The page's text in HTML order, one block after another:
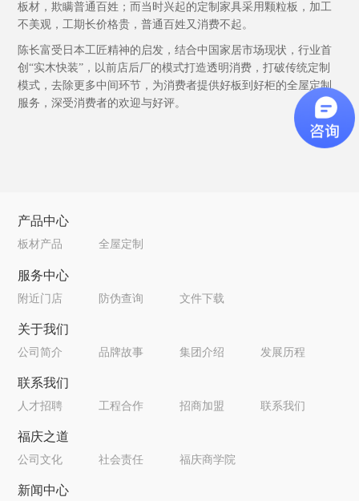
板材，欺瞒普通百姓；而当时兴起的定制家具采用颗粒板，加工
不美观，工期长价格贵，普通百姓又消费不起。
陈长富受日本工匠精神的启发，结合中国家居市场现状，行业首
创“实木快装”，以前店后厂的模式打造透明消费，打破传统定制
模式，去除更多中间环节，为消费者提供好板到好柜的全屋定制
服务，深受消费者的欢迎与好评。
产品中心
板材产品 全屋定制
服务中心
附近门店 防伪查询 文件下载
关于我们
公司简介 品牌故事 集团介绍 发展历程
联系我们
人才招聘 工程合作 招商加盟 联系我们
福庆之道
公司文化 社会责任 福庆商学院
新闻中心